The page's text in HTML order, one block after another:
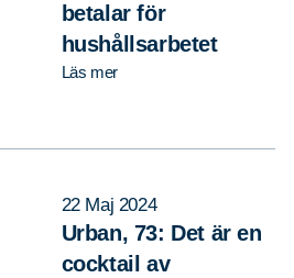
betalar för
hushållsarbetet
Läs mer
22 Maj 2024
Urban, 73: Det är en
cocktail av